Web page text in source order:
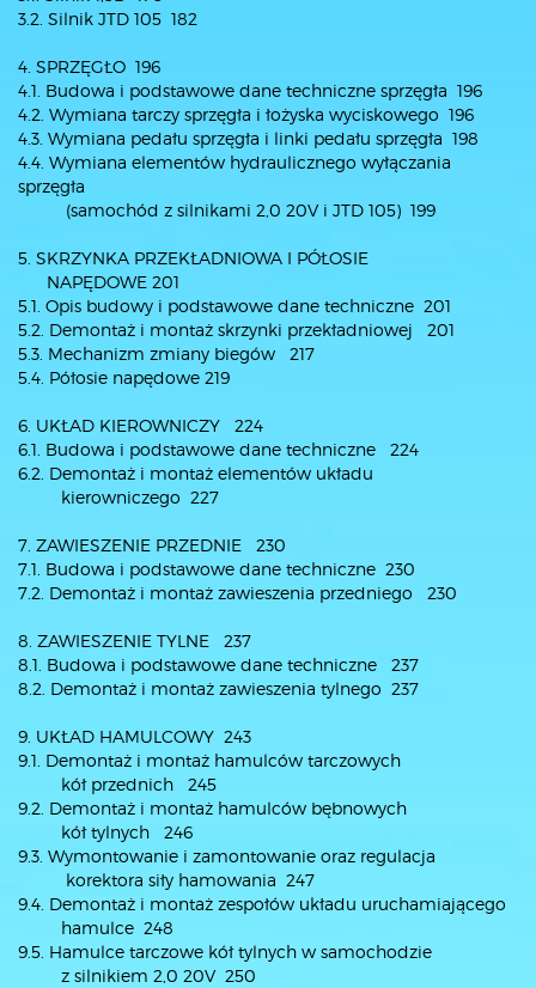
3.2. Silnik JTD 105 182
4. SPRZĘGŁO 196
4.1. Budowa i podstawowe dane techniczne sprzęgła 196
4.2. Wymiana tarczy sprzęgła i łożyska wyciskowego 196
4.3. Wymiana pedału sprzęgła i linki pedału sprzęgła 198
4.4. Wymiana elementów hydraulicznego wyłączania
sprzęgła
(samochód z silnikami 2,0 20V i JTD 105) 199
5. SKRZYNKA PRZEKŁADNIOWA I PÓŁOSIE
NAPĘDOWE 201
5.1. Opis budowy i podstawowe dane techniczne 201
5.2. Demontaż i montaż skrzynki przekładniowej 201
5.3. Mechanizm zmiany biegów 217
5.4. Półosie napędowe 219
6. UKŁAD KIEROWNICZY 224
6.1. Budowa i podstawowe dane techniczne 224
6.2. Demontaż i montaż elementów układu
kierowniczego 227
7. ZAWIESZENIE PRZEDNIE 230
7.1. Budowa i podstawowe dane techniczne 230
7.2. Demontaż i montaż zawieszenia przedniego 230
8. ZAWIESZENIE TYLNE 237
8.1. Budowa i podstawowe dane techniczne 237
8.2. Demontaż i montaż zawieszenia tylnego 237
9. UKŁAD HAMULCOWY 243
9.1. Demontaż i montaż hamulców tarczowych
kół przednich 245
9.2. Demontaż i montaż hamulców bębnowych
kół tylnych 246
9.3. Wymontowanie i zamontowanie oraz regulacja
korektora siły hamowania 247
9.4. Demontaż i montaż zespołów układu uruchamiającego
hamulce 248
9.5. Hamulce tarczowe kół tylnych w samochodzie
z silnikiem 2,0 20V 250